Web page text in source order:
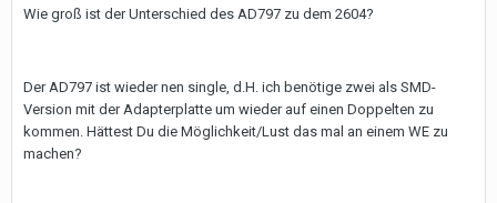
Wie groß ist der Unterschied des AD797 zu dem 2604?
Der AD797 ist wieder nen single, d.H. ich benötige zwei als SMD-
Version mit der Adapterplatte um wieder auf einen Doppelten zu
kommen. Hättest Du die Möglichkeit/Lust das mal an einem WE zu
machen?